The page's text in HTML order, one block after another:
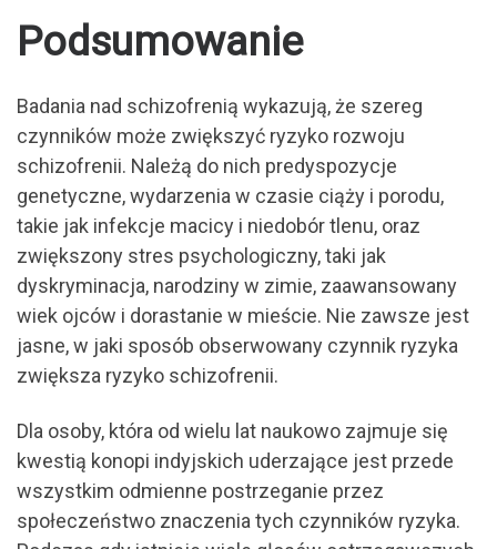
Podsumowanie
Badania nad schizofrenią wykazują, że szereg
czynników może zwiększyć ryzyko rozwoju
schizofrenii. Należą do nich predyspozycje
genetyczne, wydarzenia w czasie ciąży i porodu,
takie jak infekcje macicy i niedobór tlenu, oraz
zwiększony stres psychologiczny, taki jak
dyskryminacja, narodziny w zimie, zaawansowany
wiek ojców i dorastanie w mieście. Nie zawsze jest
jasne, w jaki sposób obserwowany czynnik ryzyka
zwiększa ryzyko schizofrenii.
Dla osoby, która od wielu lat naukowo zajmuje się
kwestią konopi indyjskich uderzające jest przede
wszystkim odmienne postrzeganie przez
społeczeństwo znaczenia tych czynników ryzyka.